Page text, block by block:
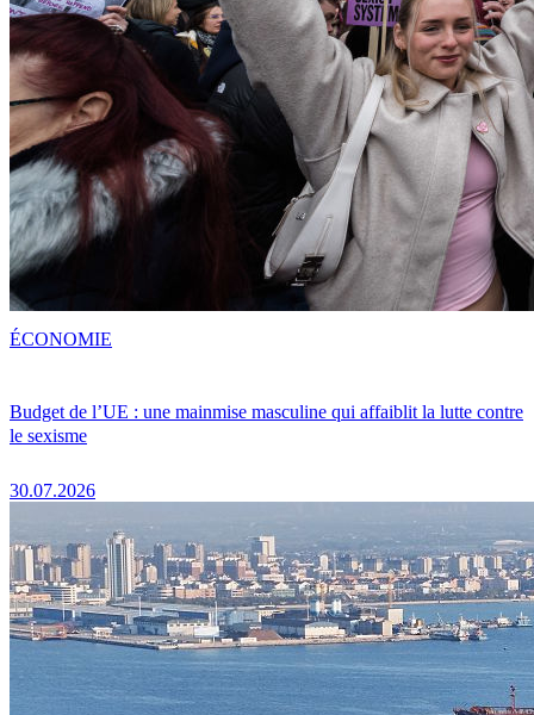
Budget de l’UE : une mainmise masculine qui affaiblit la lutte contre
le sexisme
30.07.2026
ÉCONOMIE